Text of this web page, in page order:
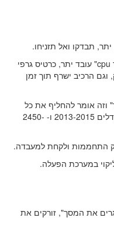
תבדקו ואל תזניחו.
התחממות = אחד מהרכיבים כמו "מעבד cpu" עובד יתר, כרטיס גרפי
הרכיב ישרף תוך זמן
וזה אומר להחליף את כל
הלוח אם. עלות של 1500-2250ש"ח במודלים 2013-2015 ו- 2450-
התחממות ולקחת למעבדה.
במערכת הפעלה.
את המסך", זורקים את